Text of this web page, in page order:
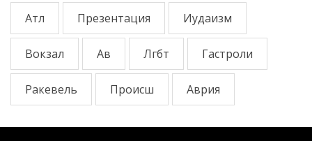
Атл Презентация Иудаизм
Вокзал Ав Лгбт Гастроли
Ракевель Происш Аврия